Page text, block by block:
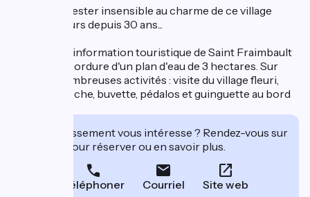
Difficile de rester insensible au charme de ce village
classé 4 Fleurs depuis 30 ans...
Le bureau d'information touristique de Saint Fraimbault
se situe en bordure d'un plan d'eau de 3 hectares. Sur
place, de nombreuses activités : visite du village fleuri,
mini-golf, pêche, buvette, pédalos et guinguette au bord
Cet établissement vous intéresse ? Rendez-vous sur
leur site pour réserver ou en savoir plus.
Téléphoner Courriel Site web